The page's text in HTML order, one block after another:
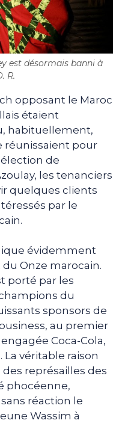
est désormais banni à
R.
opposant le Maroc
étaient
habituellement,
réunissaient pour
de
les tenanciers
quelques clients
par le
évidemment
Onze marocain.
porté par les
du
sponsors de
au premier
Coca-Cola,
véritable raison
représailles des
phocéenne,
réaction le
Wassim à